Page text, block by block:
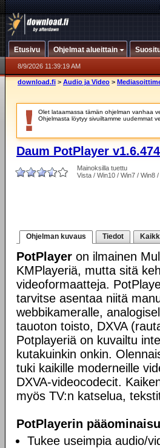
Etusivu Ohjelmat alueittain
8/9/2026 11:39:19 AM
download.fi > Audio ja Video >
Olet lataamassa tämän ohjelman vanhaa
Ohjelmasta löytyy sivuiltamme uudemmat
Daum PotPlayer
Mainoksilla tuettu
Vista / Win10 / Win7 / Win8 /
Ohjelman kuvaus Tiedot
PotPlayer on ilmainen
KMPlayeriä, mutta sitä
videoformaatteja.
tarvitse asentaa niitä
webbikameralle,
tauoton toisto, DXVA
Potplayeriä on kuvailtu
kutakuinkin onkin.
tuki kaikille moderneille
DXVA-videocodecit.
myös TV:n katselua,
PotPlayerin
Tukee useimpia audio/